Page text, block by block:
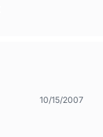
10/15/2007